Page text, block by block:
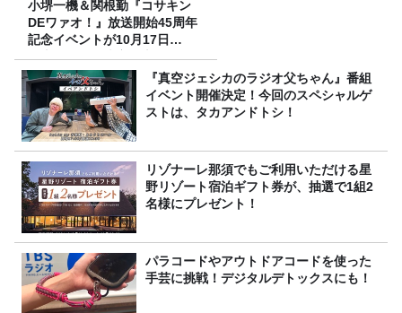
小堺一機＆関根勤『コサキン
DEワァオ！』放送開始45周年
記念イベントが10月17日
（土）に開催決定！本日より
FC先行受付スタート！『真空ジェシカのラジオ父ちゃん』番組
イベント開催決定！今回のスペシャルゲ
ストは、タカアンドトシ！
リゾナーレ那須でもご利用いただける星
野リゾート宿泊ギフト券が、抽選で1組2
名様にプレゼント！
パラコードやアウトドアコードを使った
手芸に挑戦！デジタルデトックスにも！